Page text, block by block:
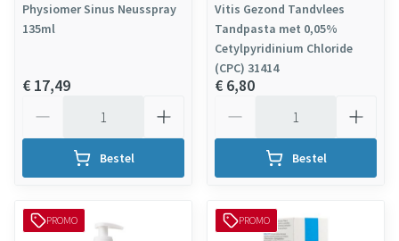
Physiomer Sinus Neusspray
135ml
€ 17,49
Bestel
Vitis Gezond Tandvlees
Tandpasta met 0,05%
Cetylpyridinium Chloride
(CPC) 31414
€ 6,80
Bestel
PROMO PROMO